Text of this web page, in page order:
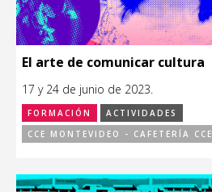
El arte de comunicar cultura
17 y 24 de junio de 2023.
FORMACIÓN
ACTIVIDADES
CCE MONTEVIDEO - CAFETERÍA CCE